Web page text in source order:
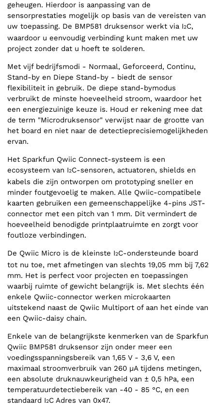
geheugen. Hierdoor is aanpassing van de
sensorprestaties mogelijk op basis van de vereisten van
uw toepassing. De BMP581 druksensor werkt via I2C,
waardoor u eenvoudig verbinding kunt maken met uw
project zonder dat u hoeft te solderen.
Met vijf bedrijfsmodi - Normaal, Geforceerd, Continu,
Stand-by en Diepe Stand-by - biedt de sensor
flexibiliteit in gebruik. De diepe stand-bymodus
verbruikt de minste hoeveelheid stroom, waardoor het
een energiezuinige keuze is. Houd er rekening mee dat
de term "Microdruksensor" verwijst naar de grootte van
het board en niet naar de detectieprecisiemogelijkheden
ervan.
Het Sparkfun Qwiic Connect-systeem is een
ecosysteem van I2C-sensoren, actuatoren, shields en
kabels die zijn ontworpen om prototyping sneller en
minder foutgevoelig te maken. Alle Qwiic-compatibele
kaarten gebruiken een gemeenschappelijke 4-pins JST-
connector met een pitch van 1 mm. Dit vermindert de
hoeveelheid benodigde printplaatruimte en zorgt voor
foutloze verbindingen.
De Qwiic Micro is de kleinste I2C-ondersteunde board
tot nu toe, met afmetingen van slechts 19,05 mm bij 7,62
mm. Het is perfect voor projecten en toepassingen
waarbij ruimte of gewicht belangrijk is. Met slechts één
enkele Qwiic-connector werken microkaarten
uitstekend naast de Qwiic Multiport of aan het einde van
een Qwiic-daisy chain.
Enkele van de belangrijkste kenmerken van de Sparkfun
Qwiic BMP581 druksensor zijn onder meer een
voedingsspanningsbereik van 1,65 V - 3,6 V, een
maximaal stroomverbruik van 260 µA tijdens metingen,
een absolute druknauwkeurigheid van ± 0,5 hPa, een
temperatuurdetectiebereik van -40 - 85 °C, en een
standaard I2C Adres van 0x47.